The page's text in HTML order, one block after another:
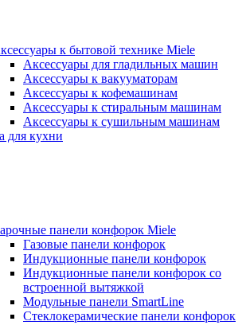
к бытовой технике Miele
Аксессуары для гладильных машин
Аксессуары к вакууматорам
Аксессуары к кофемашинам
Аксессуары к стиральным машинам
Аксессуары к сушильным машинам
для кухни
панели конфорок Miele
Газовые панели конфорок
Индукционные панели конфорок
Индукционные панели конфорок со
встроенной вытяжкой
Модульные панели SmartLine
Стеклокерамические панели конфорок